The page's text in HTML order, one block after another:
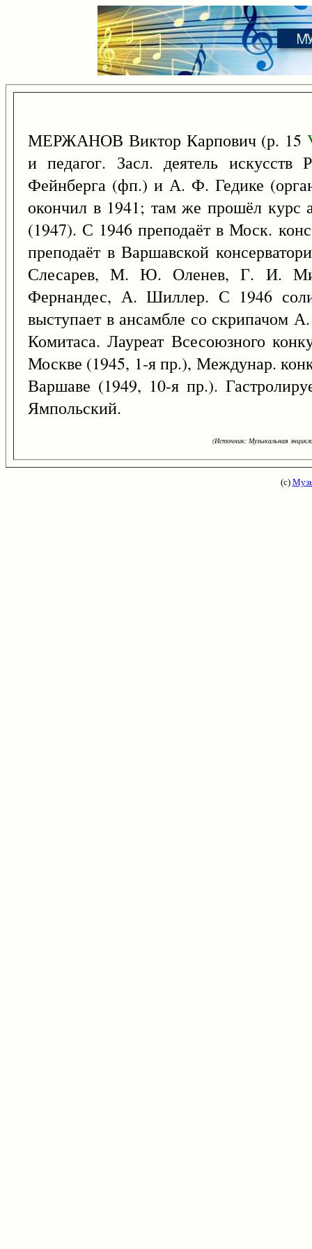
МЕРЖАНОВ Виктор Карпович (р. 15
и педагог. Засл. деятель
Фейнберга (фп.) и А. Ф. Гедике
окончил в 1941; там же прошёл курс
(1947). С 1946 преподаёт в Моск.
преподаёт в Варшавской
Слесарев, М. Ю. Оленев, Г. И.
Фернандес, А. Шиллер. С 1946
выступает в ансамбле со скрипачом
Комитаса. Лауреат Всесоюзного
Москве (1945, 1-я пр.), Междунар.
Варшаве (1949, 10-я пр.).
Ямпольский.
(Источник: Музыкальная
(с)